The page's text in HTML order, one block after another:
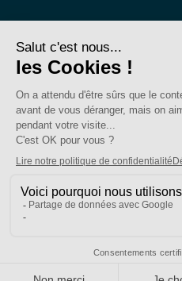
SE-Unsa est un syndicat de
Politique de